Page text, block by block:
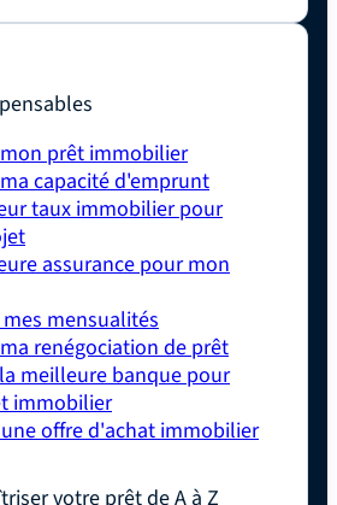
prêt immobilier
capacité d'emprunt
taux immobilier pour
assurance pour mon
mensualités
renégociation de prêt
meilleure banque pour
immobilier
offre d'achat immobilier
votre prêt de A à Z